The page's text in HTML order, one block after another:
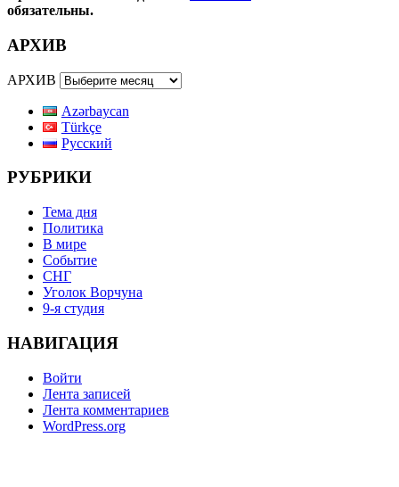
обязательны.
АРХИВ
АРХИВ
Azərbaycan
Türkçe
Русский
РУБРИКИ
Тема дня
Политика
В мире
Событие
СНГ
Уголок Ворчуна
9-я студия
НАВИГАЦИЯ
Войти
Лента записей
Лента комментариев
WordPress.org